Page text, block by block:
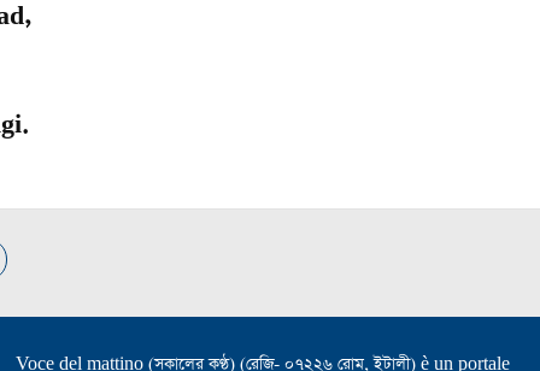
Voce del mattino (সকালের কণ্ঠ) (রেজি- ০৭২২৬ রোম, ইটালী) è un portale